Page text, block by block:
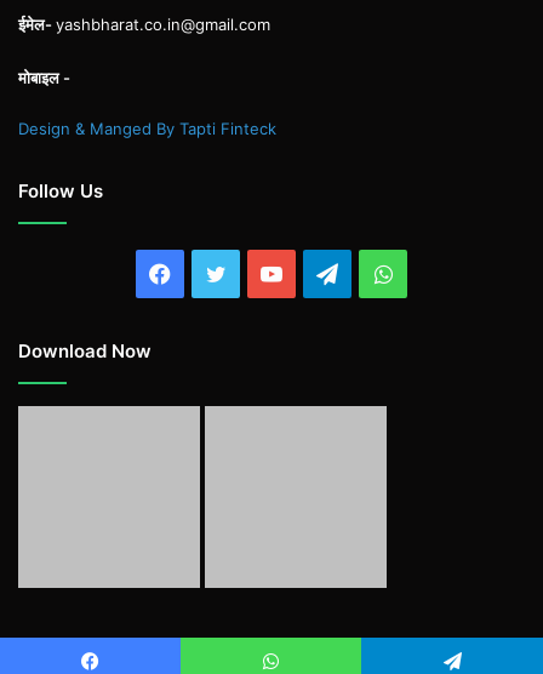
ईमेल-yashbharat.co.in@gmail.com
मोबाइल -
Design & Manged By Tapti Finteck
Follow Us
Facebook
TwitterYouTubeTelegramWhatsApp
Download Now